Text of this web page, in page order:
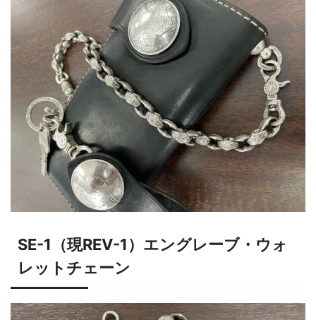
SE-1（現REV-1）エングレーブ・ウォ
レットチェーン